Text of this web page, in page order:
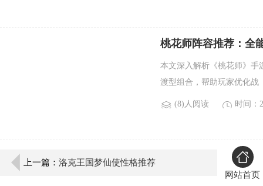
桃花师阵容推荐：全
本文深入解析《桃花师》手
渡型组合，帮助玩家优化战
(8)人阅读 时间：
上一篇： 洛克王国梦仙使性格推荐
网站首页